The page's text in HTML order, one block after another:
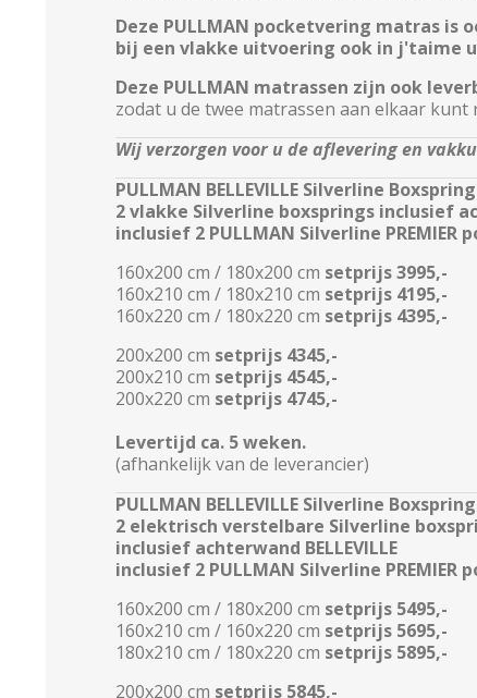
Deze PULLMAN pocketvering matras
bij een vlakke uitvoering ook in j'taime
Deze PULLMAN matrassen zijn ook
zodat u de twee matrassen aan elkaar kunt
Wij verzorgen voor u de aflevering en
PULLMAN BELLEVILLE Silverline
2 vlakke Silverline boxsprings inclusief
inclusief 2 PULLMAN Silverline
160x200 cm / 180x200 cm setprijs 3995,-
160x210 cm / 180x210 cm setprijs 4195,-
160x220 cm / 180x220 cm setprijs 4395,-
200x200 cm setprijs 4345,-
200x210 cm setprijs 4545,-
200x220 cm setprijs 4745,-
Levertijd ca. 5 weken.
(afhankelijk van de leverancier)
PULLMAN BELLEVILLE Silverline
2 elektrisch verstelbare Silverline
inclusief achterwand BELLEVILLE
inclusief 2 PULLMAN Silverline
160x200 cm / 180x200 cm setprijs 5495,-
160x210 cm / 160x220 cm setprijs 5695,-
180x210 cm / 180x220 cm setprijs 5895,-
200x200 cm setprijs 5845,-